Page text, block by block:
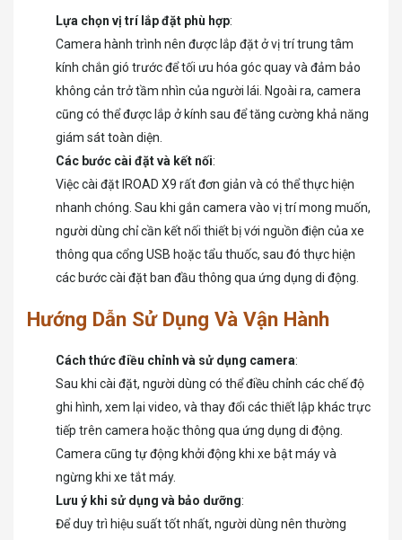
Lựa chọn vị trí lắp đặt phù hợp:
Camera hành trình nên được lắp đặt ở vị trí trung tâm
kính chắn gió trước để tối ưu hóa góc quay và đảm bảo
không cản trở tầm nhìn của người lái. Ngoài ra, camera
cũng có thể được lắp ở kính sau để tăng cường khả năng
giám sát toàn diện.
Các bước cài đặt và kết nối:
Việc cài đặt IROAD X9 rất đơn giản và có thể thực hiện
nhanh chóng. Sau khi gắn camera vào vị trí mong muốn,
người dùng chỉ cần kết nối thiết bị với nguồn điện của xe
thông qua cổng USB hoặc tẩu thuốc, sau đó thực hiện
các bước cài đặt ban đầu thông qua ứng dụng di động.
Hướng Dẫn Sử Dụng Và Vận Hành
Cách thức điều chỉnh và sử dụng camera:
Sau khi cài đặt, người dùng có thể điều chỉnh các chế độ
ghi hình, xem lại video, và thay đổi các thiết lập khác trực
tiếp trên camera hoặc thông qua ứng dụng di động.
Camera cũng tự động khởi động khi xe bật máy và
ngừng khi xe tắt máy.
Lưu ý khi sử dụng và bảo dưỡng:
Để duy trì hiệu suất tốt nhất, người dùng nên thường